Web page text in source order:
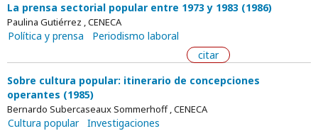
La prensa sectorial popular entre 1973 y 1983 (1986)
Paulina Gutiérrez , CENECA
Política y prensa
Periodismo laboral
citar
Sobre cultura popular: itinerario de concepciones
operantes (1985)
Bernardo Subercaseaux Sommerhoff , CENECA
Cultura popular
Investigaciones